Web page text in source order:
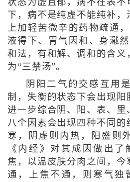
状态为虚且郁，病不在表不
下，病不是纯虚不能纯补
上加轻苦微辛的药物疏通
液得下、胃气因和、身濈
和法，有和解、调和的含义
为“三禁汤”。
阴阳二气的交感互用
制，失衡的状态下会出现阳
进一步综合阴、阳、表、里
八个因素会出现四种不同的
寒，阴虚则内热，阳盛则
《内经》对其成因做出了
焦，以温皮肤分肉之间，今
通，上焦不通，则寒气独